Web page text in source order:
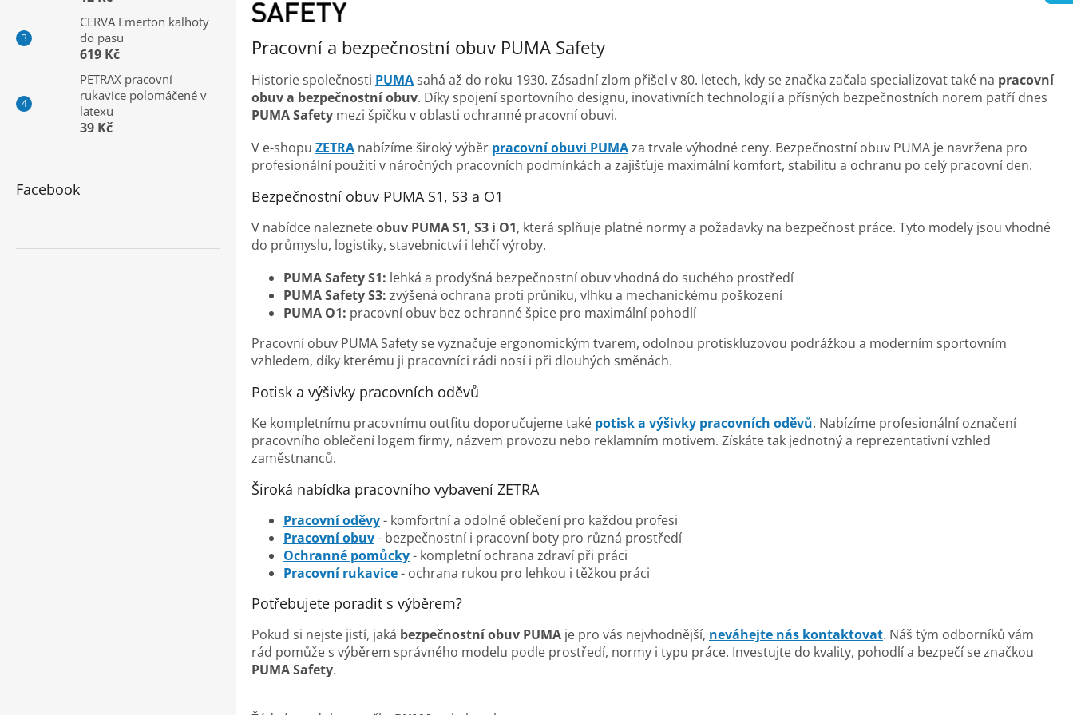
CERVA Emerton kalhoty
do pasu
619 Kč
PETRAX pracovní
rukavice polomáčené v
latexu
39 Kč
Facebook
Pracovní a bezpečnostní obuv PUMA Safety
Historie společnosti PUMA sahá až do roku 1930. Zásadní zlom přišel v 80. letech, kdy se značka začala specializovat také na pracovní
obuv a bezpečnostní obuv. Díky spojení sportovního designu, inovativních technologií a přísných bezpečnostních norem patří dnes
PUMA Safety mezi špičku v oblasti ochranné pracovní obuvi.
V e-shopu ZETRA nabízíme široký výběr pracovní obuvi PUMAza trvale výhodné ceny. Bezpečnostní obuv PUMA je navržena pro
profesionální použití v náročných pracovních podmínkách a zajišťuje maximální komfort, stabilitu a ochranu po celý pracovní den.
Bezpečnostní obuv PUMA S1, S3 a O1
V nabídce nalezneteobuv PUMA S1, S3 i O1, která splňuje platné normy a požadavky na bezpečnost práce. Tyto modely jsou vhodné
do průmyslu, logistiky, stavebnictví i lehčí výroby.
PUMA Safety S1: lehká a prodyšná bezpečnostní obuv vhodná do suchého prostředí
PUMA Safety S3: zvýšená ochrana proti průniku, vlhku a mechanickému poškození
PUMA O1: pracovní obuv bez ochranné špice pro maximální pohodlí
Pracovní obuv PUMA Safety se vyznačuje ergonomickým tvarem, odolnou protiskluzovou podrážkou a moderním sportovním
vzhledem, díky kterému ji pracovníci rádi nosí i při dlouhých směnách.
Potisk a výšivky pracovních oděvů
Ke kompletnímu pracovnímu outfitu doporučujeme také potisk a výšivky pracovních oděvů. Nabízíme profesionální označení
pracovního oblečení logem firmy, názvem provozu nebo reklamním motivem. Získáte tak jednotný a reprezentativní vzhled
zaměstnanců.
Široká nabídka pracovního vybavení ZETRA
Pracovní oděvy- komfortní a odolné oblečení pro každou profesi
Pracovní obuv- bezpečnostní i pracovní boty pro různá prostředí
Ochranné pomůcky- kompletní ochrana zdraví při práci
Pracovní rukavice- ochrana rukou pro lehkou i těžkou práci
Potřebujete poradit s výběrem?
Pokud si nejste jistí, jaká bezpečnostní obuv PUMA je pro vás nejvhodnější, neváhejte nás kontaktovat. Náš tým odborníků vám
rád pomůže s výběrem správného modelu podle prostředí, normy i typu práce. Investujte do kvality, pohodlí a bezpečí se značkou
PUMA Safety.